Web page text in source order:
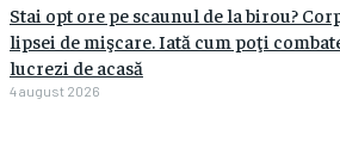
Stai opt ore pe scaunul de la birou?
lipsei de mişcare. Iată cum poţi
lucrezi de acasă
4 august 2026